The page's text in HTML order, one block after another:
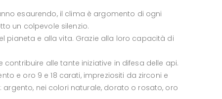
esaurendo, il clima è argomento di ogni
un colpevole silenzio.
pianeta e alla vita. Grazie alla loro capacità di
alle tante iniziative in difesa delle api.
e oro 9 e 18 carati, impreziositi da zirconi e
nei colori naturale, dorato o rosato, oro